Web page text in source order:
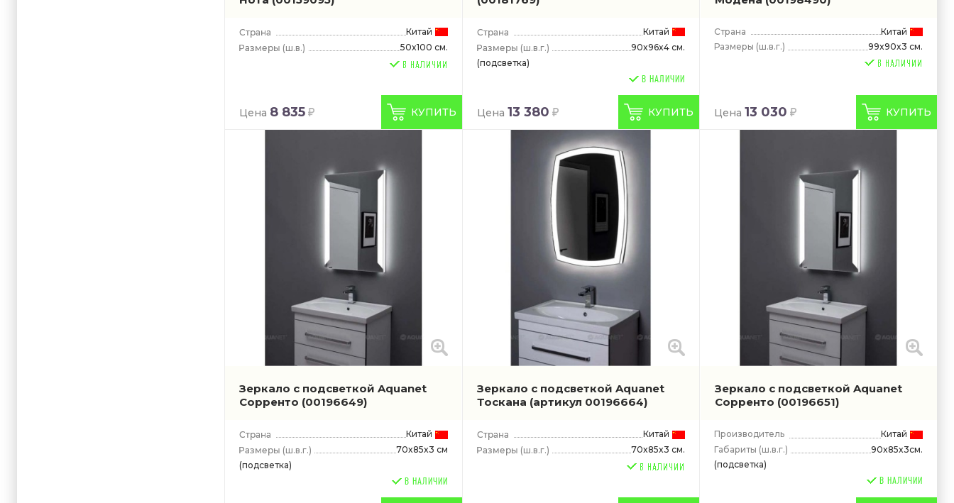
Китай
(ш.в.)
50x100 см.
Цена 8 835 КУПИТЬ
Китай
(ш.в.г.)
90x96x4 см.
(подсветка)
В НАЛИЧИИ
Цена 13 380 КУПИТЬ
Страна
Китай
Размеры (ш.в.г.) 99x90x3 см.
Цена 13 030 КУПИТЬ
Зеркало с подсветкой Aquanet
Сорренто (00196649)
Китай
(ш.в.г.)
70x85x3 см
(подсветка)
В НАЛИЧИИ
Зеркало с подсветкой Aquanet
Тоскана (артикул 00196664)
Китай
(ш.в.г.)
70x85x3 см.
Зеркало с подсветкой Aquanet
Сорренто (00196651)
Производитель
Китай
Габариты (ш.в.г.)
90x85x3см.
(подсветка)
В НАЛИЧИИ